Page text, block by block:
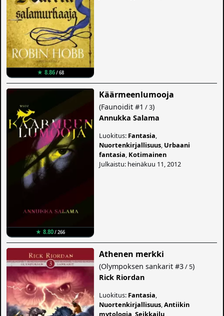
★ 8.86/ 68
★ 8.80/ 266
Käärmeenlumooja
(Faunoidit #1 / 3)
Annukka Salama
Luokitus: Fantasia
Nuortenkirjallisuus Urbaani
fantasia Kotimainen
Julkaistu: heinäkuu 11, 2012
Athenen merkki
(Olympoksen sankarit #3/ 5)
Rick Riordan
Luokitus: Fantasia
Nuortenkirjallisuus ,Antiikin
mytologia ,Seikkailu